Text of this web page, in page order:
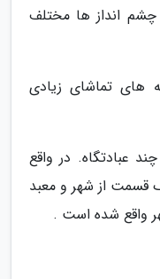
انداز ها مختلف
های تماشای زیادی
عبادتگاه. در واقع
قسمت از شهر و معبد
واقع شده است .